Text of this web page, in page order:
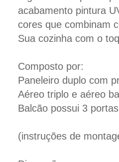
acabamento pintura
cores que combinam
Sua cozinha com o
Composto por:
Paneleiro duplo com
Aéreo triplo e aéreo
Balcão possui 3
(instruções de